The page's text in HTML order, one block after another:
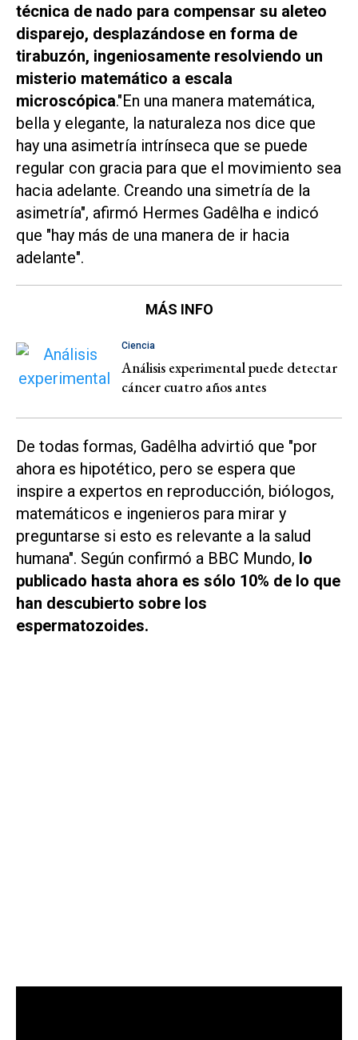
técnica de nado para compensar su aleteo
disparejo, desplazándose en forma de
tirabuzón, ingeniosamente resolviendo un
misterio matemático a escala
microscópica."En una manera matemática,
bella y elegante, la naturaleza nos dice que
hay una asimetría intrínseca que se puede
regular con gracia para que el movimiento sea
hacia adelante. Creando una simetría de la
asimetría", afirmó Hermes Gadêlha e indicó
que "hay más de una manera de ir hacia
adelante".
MÁS INFO
Ciencia
Análisis experimental puede detectar
cáncer cuatro años antes
De todas formas, Gadêlha advirtió que "por
ahora es hipotético, pero se espera que
inspire a expertos en reproducción, biólogos,
matemáticos e ingenieros para mirar y
preguntarse si esto es relevante a la salud
humana". Según confirmó a BBC Mundo, lo
publicado hasta ahora es sólo 10% de lo que
han descubierto sobre los
espermatozoides.